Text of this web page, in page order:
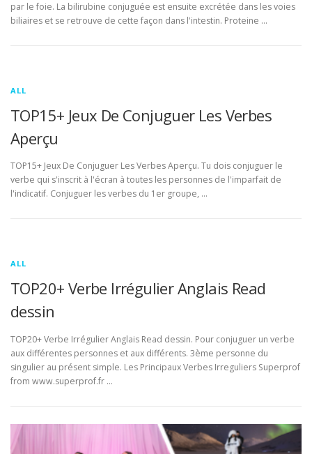
par le foie. La bilirubine conjuguée est ensuite excrétée dans les voies
biliaires et se retrouve de cette façon dans l'intestin. Proteine …
ALL
TOP15+ Jeux De Conjuguer Les Verbes
Aperçu
TOP15+ Jeux De Conjuguer Les Verbes Aperçu. Tu dois conjuguer le
verbe qui s'inscrit à l'écran à toutes les personnes de l'imparfait de
l'indicatif. Conjuguer les verbes du 1er groupe, …
ALL
TOP20+ Verbe Irrégulier Anglais Read
dessin
TOP20+ Verbe Irrégulier Anglais Read dessin. Pour conjuguer un verbe
aux différentes personnes et aux différents. 3ème personne du
singulier au présent simple. Les Principaux Verbes Irreguliers Superprof
from www.superprof.fr …